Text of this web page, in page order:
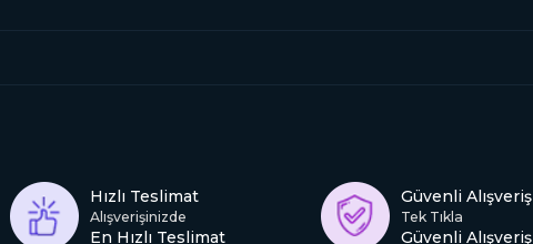
Hızlı Teslimat
Alışverişinizde
En Hızlı Teslimat
Güvenli Alışveriş
Tek Tıkla
Güvenli Alışveriş